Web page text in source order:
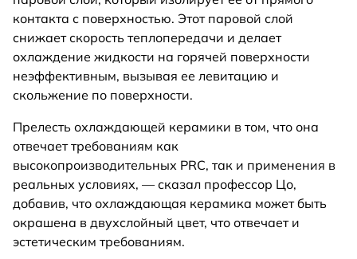
контакта с поверхностью. Этот паровой слой
снижает скорость теплопередачи и делает
охлаждение жидкости на горячей поверхности
неэффективным, вызывая ее левитацию и
скольжение по поверхности.
Прелесть охлаждающей керамики в том, что она
отвечает требованиям как
высокопроизводительных PRC, так и применения в
реальных условиях, — сказал профессор Цо,
добавив, что охлаждающая керамика может быть
окрашена в двухслойный цвет, что отвечает и
эстетическим требованиям.